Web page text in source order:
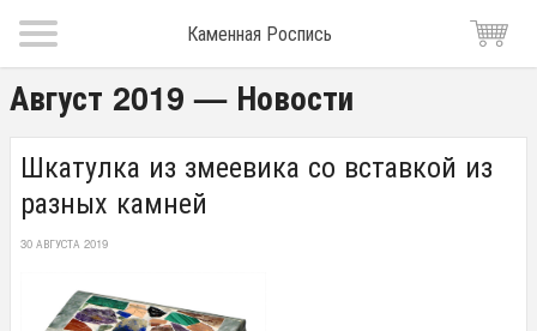
Каменная Роспись
Август 2019 — Новости
Шкатулка из змеевика со вставкой из
разных камней
30 АВГУСТА 2019